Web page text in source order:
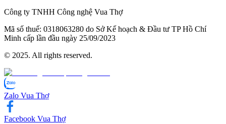
Công ty TNHH Công nghệ Vua Thợ
Mã số thuế: 0​3​1​8​0​6​3​2​8​0 do Sở Kế hoạch & Đầu tư TP Hồ Chí
Minh cấp lần đầu ngày 2​5/0​9/2​0​2​3
© 2025. All rights reserved.
Zalo Vua Thợ
Facebook Vua Thợ